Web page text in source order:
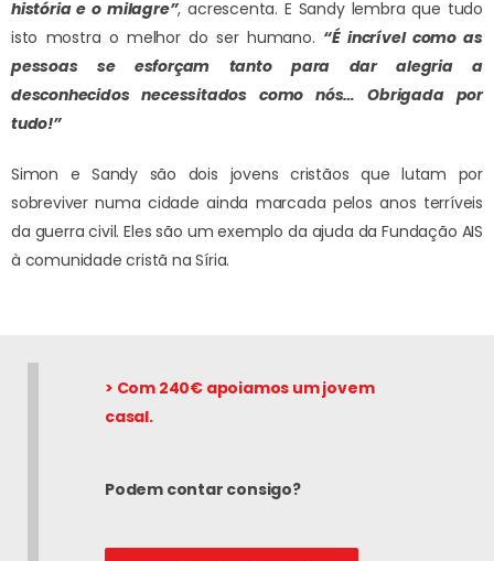
história e o milagre”, acrescenta. E Sandy lembra que tudo
isto mostra o melhor do ser humano. “É incrível como as
pessoas se esforçam tanto para dar alegria a
desconhecidos necessitados como nós… Obrigada por
tudo!”
Simon e Sandy são dois jovens cristãos que lutam por
sobreviver numa cidade ainda marcada pelos anos terríveis
da guerra civil. Eles são um exemplo da ajuda da Fundação AIS
à comunidade cristã na Síria.
> Com 240€ apoiamos um jovem
casal.
Podem contar consigo?